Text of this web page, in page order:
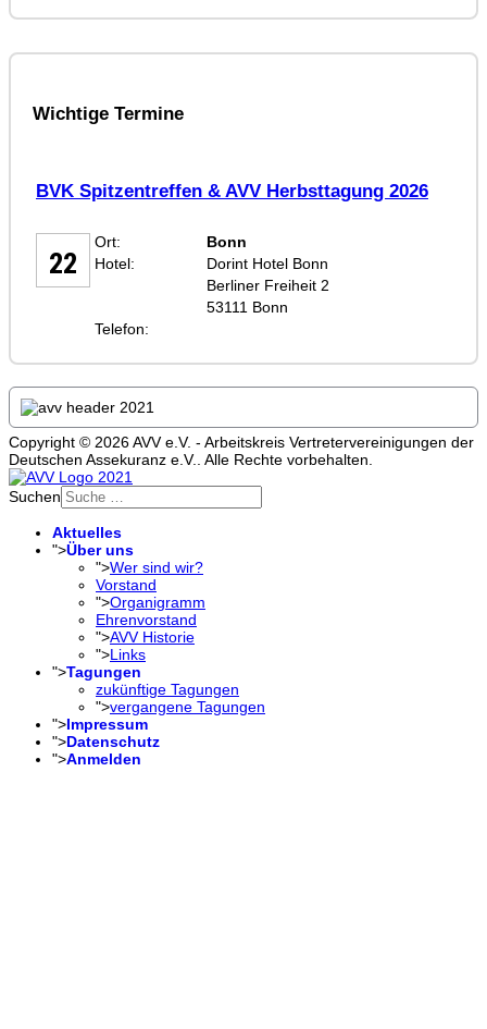
Wichtige Termine
BVK Spitzentreffen & AVV Herbsttagung 2026
22
Ort:
Bonn
Hotel:
Dorint Hotel Bonn
Berliner Freiheit 2
53111 Bonn
Telefon:
Copyright © 2026 AVV e.V. - Arbeitskreis Vertretervereinigungen der
Deutschen Assekuranz e.V.. Alle Rechte vorbehalten.
Suchen
Aktuelles
">Über uns
">Wer sind wir?
Vorstand
">Organigramm
Ehrenvorstand
">AVV Historie
">Links
">Tagungen
zukünftige Tagungen
">vergangene Tagungen
">Impressum
">Datenschutz
">Anmelden